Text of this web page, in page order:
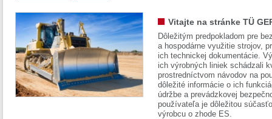
Vitajte na stránke TÜ
Dôležitým predpokladom pre
a hospodárne využitie strojov,
ich technickej dokumentácie.
ich výrobných liniek schádzali
prostredníctvom návodov na
dôležité informácie o ich
údržbe a prevádzkovej
používateľa je dôležitou
výrobcu o zhode ES.